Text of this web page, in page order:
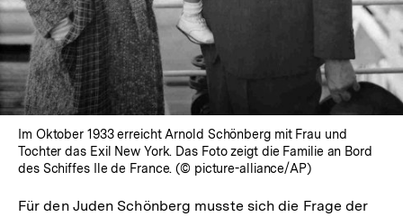
Im Oktober 1933 erreicht Arnold Schönberg mit Frau und
Tochter das Exil New York. Das Foto zeigt die Familie an Bord
des Schiffes Ile de France. (© picture-alliance/AP)
Für den Juden Schönberg musste sich die Frage der